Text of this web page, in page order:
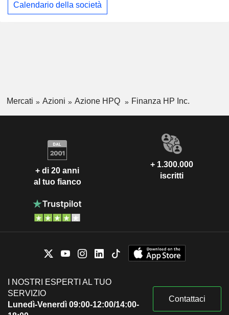
Calendario della società
Mercati Azioni Azione HPQ Finanza HP Inc.
+ di 20 anni
al tuo fianco
+ 1.300.000
iscritti
I NOSTRI ESPERTI AL TUO
SERVIZIO
Lunedì-Venerdì 09:00-12:00/14:00-
Contattaci